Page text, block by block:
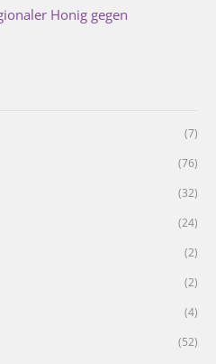
Honig gegen
(7)
(76)
(32)
(24)
(2)
(2)
(4)
(52)